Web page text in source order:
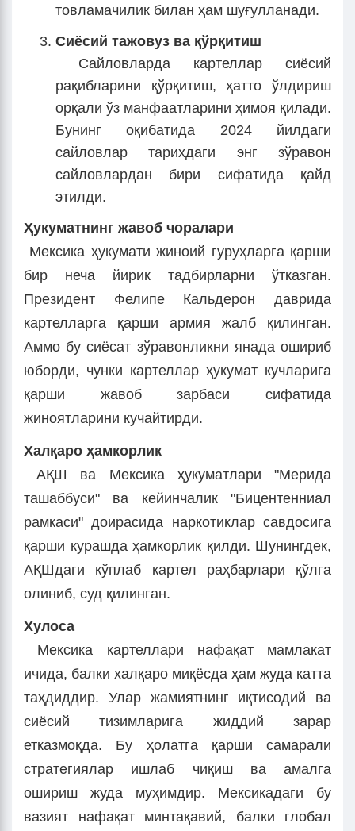
товламачилик билан ҳам шуғулланади.
Сиёсий тажовуз ва қўрқитиш
Сайловларда картеллар сиёсий
рақибларини қўрқитиш, ҳатто ўлдириш
орқали ўз манфаатларини ҳимоя қилади.
Бунинг оқибатида 2024 йилдаги
сайловлар тарихдаги энг зўравон
сайловлардан бири сифатида қайд
этилди.
Ҳукуматнинг жавоб чоралари
Мексика ҳукумати жиноий гуруҳларга қарши
бир неча йирик тадбирларни ўтказган.
Президент Фелипе Кальдерон даврида
картелларга қарши армия жалб қилинган.
Аммо бу сиёсат зўравонликни янада ошириб
юборди, чунки картеллар ҳукумат кучларига
қарши жавоб зарбаси сифатида
жиноятларини кучайтирди.
Халқаро ҳамкорлик
АҚШ ва Мексика ҳукуматлари "Мерида
ташаббуси" ва кейинчалик "Бицентенниал
рамкаси" доирасида наркотиклар савдосига
қарши курашда ҳамкорлик қилди. Шунингдек,
АҚШдаги кўплаб картел раҳбарлари қўлга
олиниб, суд қилинган.
Хулоса
Мексика картеллари нафақат мамлакат
ичида, балки халқаро миқёсда ҳам жуда катта
таҳдиддир. Улар жамиятнинг иқтисодий ва
сиёсий тизимларига жиддий зарар
етказмоқда. Бу ҳолатга қарши самарали
стратегиялар ишлаб чиқиш ва амалга
ошириш жуда муҳимдир. Мексикадаги бу
вазият нафақат минтақавий, балки глобал